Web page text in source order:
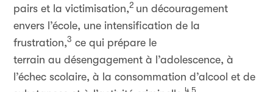
pairs et la victimisation,2 un découragement
envers l’école, une intensification de la
frustration,3 ce qui prépare le
terrain au désengagement à l’adolescence, à
l’échec scolaire, à la consommation d’alcool et de